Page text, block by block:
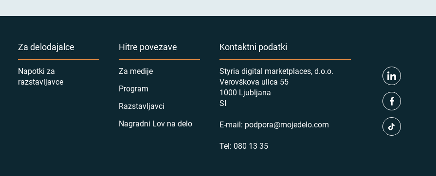
Za delodajalce
Napotki za
razstavljavce
Hitre povezave
Za medije
Program
Razstavljavci
Nagradni Lov na delo
Kontaktni podatki
Styria digital marketplaces, d.o.o.
Verovškova ulica 55
1000 Ljubljana
SI
E-mail: podpora@mojedelo.com
Tel: 080 13 35